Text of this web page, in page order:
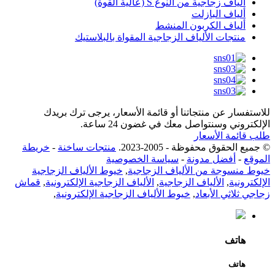
ألياف البازلت
ألياف الكربون المنشط
منتجات الألياف الزجاجية المقواة بالبلاستيك
للاستفسار عن منتجاتنا أو قائمة الأسعار، يرجى ترك بريدك
الإلكتروني وسنتواصل معك في غضون 24 ساعة.
طلب قائمة الأسعار
© جميع الحقوق محفوظة - 2005-2023.
منتجات ساخنة - خريطة
الموقع - أفضل مدونة - سياسة الخصوصية
خيوط منسوجة من الألياف الزجاجية, خيوط الألياف الزجاجية
الإلكترونية, الألياف الزجاجية, الألياف الزجاجية الإلكترونية, قماش
زجاجي ثلاثي الأبعاد, خيوط الألياف الزجاجية الإلكترونية,
هاتف
هاتف